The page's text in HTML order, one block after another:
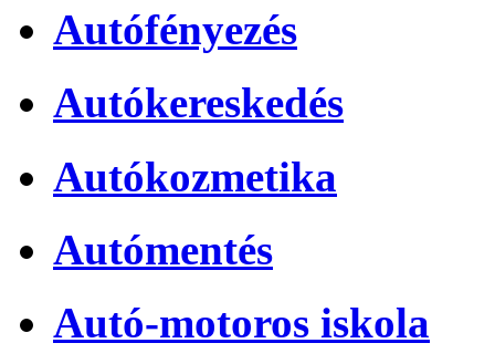
Autófényezés
Autókereskedés
Autókozmetika
Autómentés
Autó-motoros iskola